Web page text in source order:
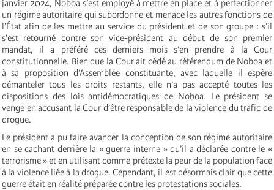
janvier 2024, Noboa s’est employé à mettre en place et à perfectionner
un régime autoritaire qui subordonne et menace les autres fonctions de
l’État afin de les mettre au service du président et de son groupe : s’il
s’est retourné contre son vice-président au début de son premier
mandat, il a préféré ces derniers mois s’en prendre à la Cour
constitutionnelle. Bien que la Cour ait cédé au référendum de Noboa et
à sa proposition d’Assemblée constituante, avec laquelle il espère
démanteler tous les droits restants, elle n’a pas accepté toutes les
dispositions des lois antidémocratiques de Noboa. Le président se
venge en accusant la Cour d’être responsable de la violence du trafic de
drogue.
Le président a pu faire avancer la conception de son régime autoritaire
en se cachant derrière la « guerre interne » qu’il a déclarée contre le «
terrorisme » et en utilisant comme prétexte la peur de la population face
à la violence liée à la drogue. Cependant, il est désormais clair que cette
guerre était en réalité préparée contre les protestations sociales.